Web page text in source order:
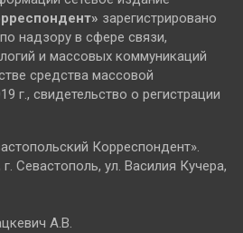
зарегистрировано
надзору в сфере связи,
и массовых коммуникаций
средства массовой
г., свидетельство о регистрации
Корреспондент».
г. Севастополь, ул. Василия Кучера,
А.В.